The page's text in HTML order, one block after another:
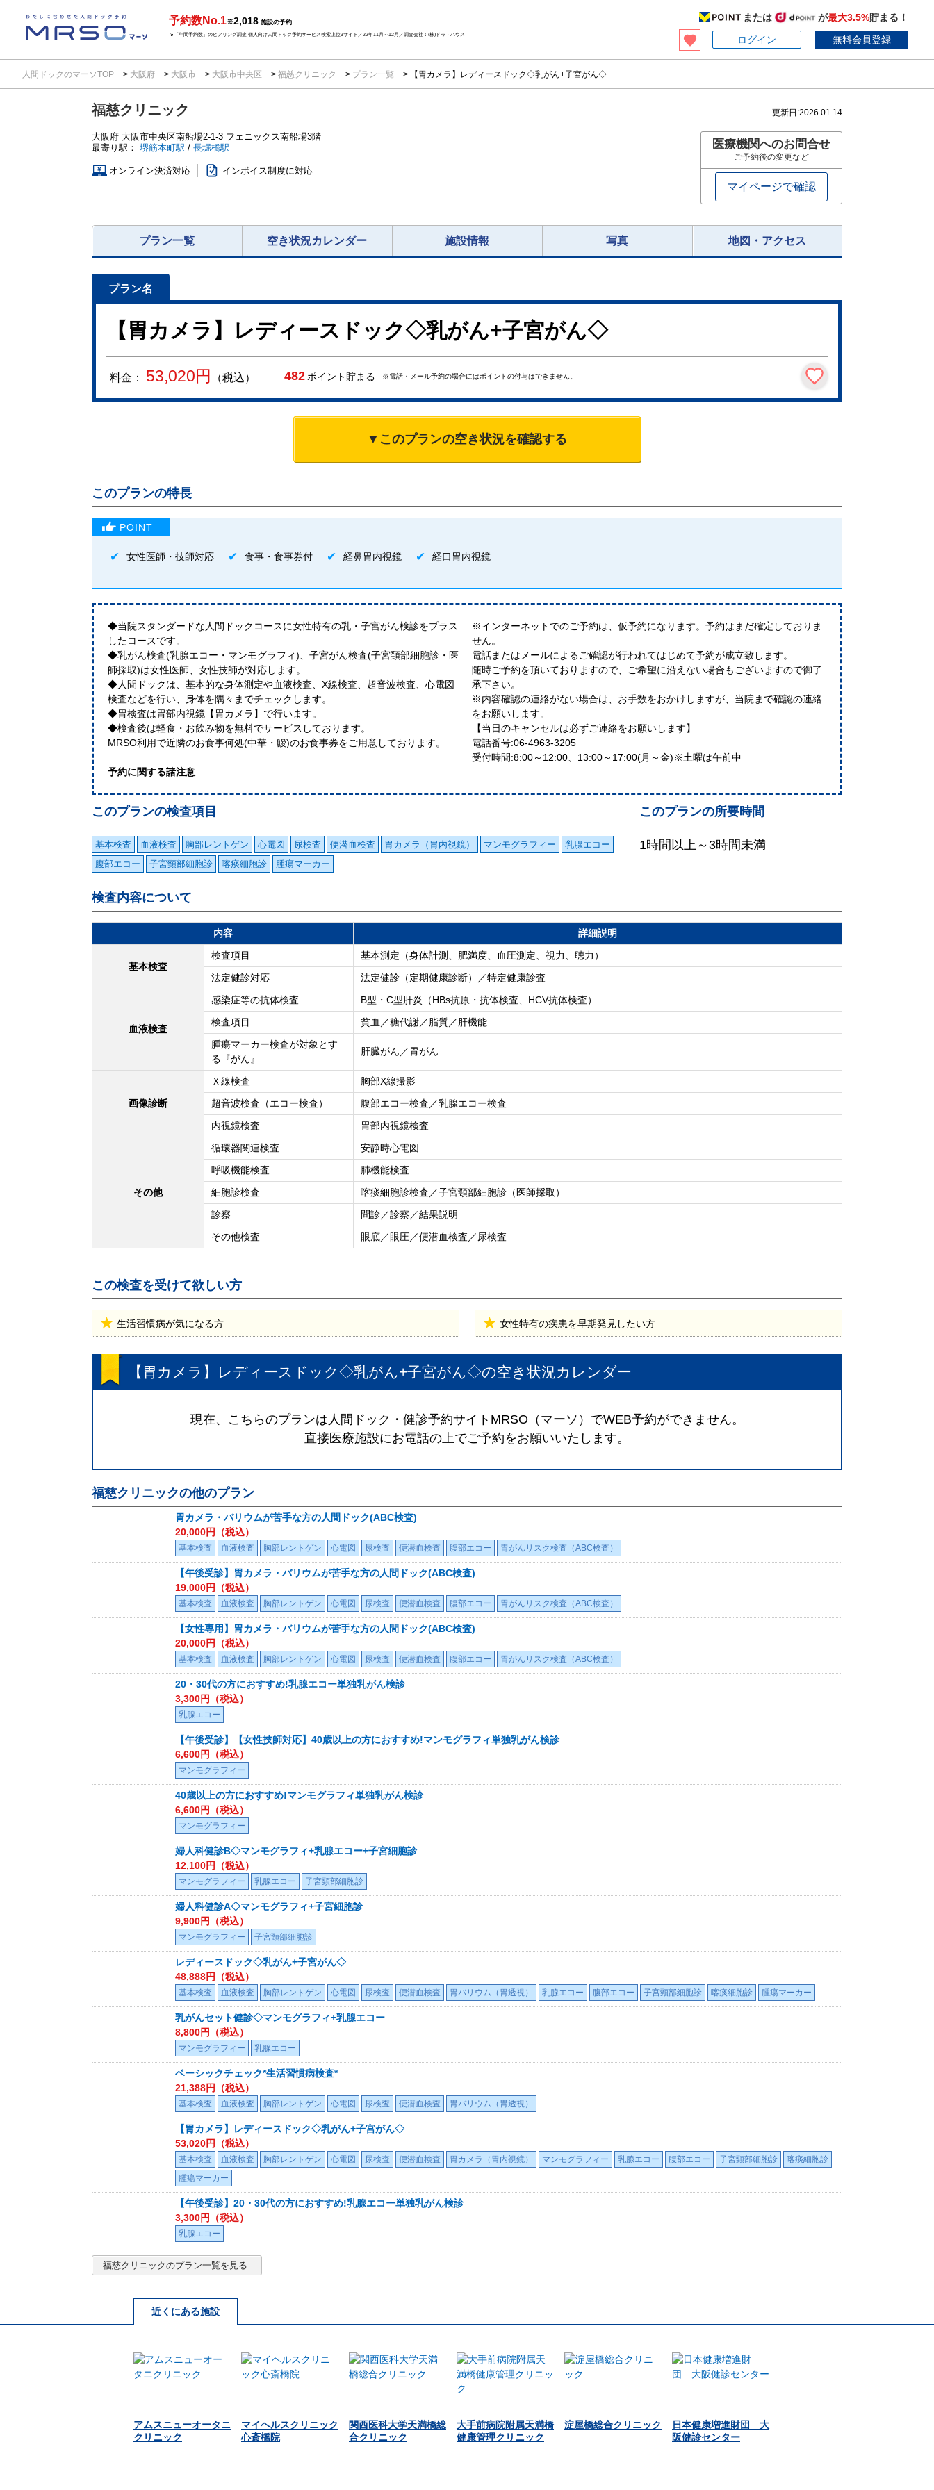
予約数No.1※2,018 施設の予約
※「年間予約数」のヒアリング調査 個人向け人間ドック予約サービス検索上位3サイト／22年11月～12月／調査会社：(株)ドゥ・ハウス
または が最大3.5%貯まる！
ログイン
無料会員登録
人間ドックのマーソTOP 大阪府 大阪市 大阪市中央区 福慈クリニック プラン一覧 【胃カメラ】レディースドック◇乳がん+子宮がん◇
福慈クリニック 更新日:2026.01.14
大阪府 大阪市中央区南船場2-1-3 フェニックス南船場3階
最寄り駅： 堺筋本町駅 / 長堀橋駅
オンライン決済対応 インボイス制度に対応
医療機関へのお問合せ
ご予約後の変更など
マイページで確認
プラン一覧 空き状況カレンダー 施設情報 写真 地図・アクセス
【胃カメラ】レディースドック◇乳がん+子宮がん◇
料金： 53,020円 （税込） 482 ポイント貯まる ※電話・メール予約の場合にはポイントの付与はできません。
▼このプランの空き状況を確認する
このプランの特長
女性医師・技師対応 食事・食事券付 経鼻胃内視鏡 経口胃内視鏡
◆当院スタンダードな人間ドックコースに女性特有の乳・子宮がん検診をプラス
したコースです。
◆乳がん検査(乳腺エコー・マンモグラフィ)、子宮がん検査(子宮頚部細胞診・医
師採取)は女性医師、女性技師が対応します。
◆人間ドックは、基本的な身体測定や血液検査、X線検査、超音波検査、心電図
検査などを行い、身体を隅々までチェックします。
◆胃検査は胃部内視鏡【胃カメラ】で行います。
◆検査後は軽食・お飲み物を無料でサービスしております。
MRSO利用で近隣のお食事何処(中華・鰻)のお食事券をご用意しております。
予約に関する諸注意
※インターネットでのご予約は、仮予約になります。予約はまだ確定しておりま
せん。
電話またはメールによるご確認が行われてはじめて予約が成立致します。
随時ご予約を頂いておりますので、ご希望に沿えない場合もございますので御了
承下さい。
※内容確認の連絡がない場合は、お手数をおかけしますが、当院まで確認の連絡
をお願いします。
【当日のキャンセルは必ずご連絡をお願いします】
電話番号:06-4963-3205
受付時間:8:00～12:00、13:00～17:00(月～金)※土曜は午前中
このプランの所要時間
1時間以上～3時間未満
このプランの検査項目
基本検査 血液検査 胸部レントゲン 心電図 尿検査 便潜血検査 胃カメラ（胃内視鏡） マンモグラフィー
乳腺エコー
腹部エコー
子宮頸部細胞診 喀痰細胞診 腫瘍マーカー
検査内容について
内容 詳細説明
基本検査
検査項目
基本測定（身体計測、肥満度、血圧測定、視力、聴力）
法定健診対応
法定健診（定期健康診断）／特定健康診査
血液検査
感染症等の抗体検査
B型・C型肝炎（HBs抗原・抗体検査、HCV抗体検査）
検査項目
貧血／糖代謝／脂質／肝機能
腫瘍マーカー検査が対象とす
る『がん』
肝臓がん／胃がん
画像診断
Ｘ線検査
胸部X線撮影
超音波検査（エコー検査）
腹部エコー検査／乳腺エコー検査
内視鏡検査
胃部内視鏡検査
その他
循環器関連検査
安静時心電図
呼吸機能検査
肺機能検査
細胞診検査
喀痰細胞診検査／子宮頸部細胞診（医師採取）
診察
問診／診察／結果説明
その他検査
眼底／眼圧／便潜血検査／尿検査
この検査を受けて欲しい方
生活習慣病が気になる方 女性特有の疾患を早期発見したい方
【胃カメラ】レディースドック◇乳がん+子宮がん◇の空き状況カレンダー
現在、こちらのプランは人間ドック・健診予約サイトMRSO（マーソ）でWEB予約ができません。
直接医療施設にお電話の上でご予約をお願いいたします。
福慈クリニックの他のプラン
胃カメラ・バリウムが苦手な方の人間ドック(ABC検査)
20,000円（税込）
基本検査 血液検査 胸部レントゲン 心電図 尿検査 便潜血検査 腹部エコー 胃がんリスク検査（ABC検査）
【午後受診】胃カメラ・バリウムが苦手な方の人間ドック(ABC検査)
19,000円（税込）
基本検査 血液検査 胸部レントゲン 心電図 尿検査 便潜血検査 腹部エコー 胃がんリスク検査（ABC検査）
【女性専用】胃カメラ・バリウムが苦手な方の人間ドック(ABC検査)
20,000円（税込）
基本検査 血液検査 胸部レントゲン 心電図 尿検査 便潜血検査 腹部エコー 胃がんリスク検査（ABC検査）
20・30代の方におすすめ!乳腺エコー単独乳がん検診
3,300円（税込）
乳腺エコー
【午後受診】【女性技師対応】40歳以上の方におすすめ!マンモグラフィ単独乳がん検診
6,600円（税込）
マンモグラフィー
40歳以上の方におすすめ!マンモグラフィ単独乳がん検診
6,600円（税込）
マンモグラフィー
婦人科健診B◇マンモグラフィ+乳腺エコー+子宮細胞診
12,100円（税込）
マンモグラフィー 乳腺エコー 子宮頸部細胞診
婦人科健診A◇マンモグラフィ+子宮細胞診
9,900円（税込）
マンモグラフィー 子宮頸部細胞診
レディースドック◇乳がん+子宮がん◇
48,888円（税込）
基本検査 血液検査 胸部レントゲン 心電図 尿検査 便潜血検査 胃バリウム（胃透視） 乳腺エコー 腹部エコー 子宮頸部細胞診 喀痰細胞診 腫瘍マーカー
乳がんセット健診◇マンモグラフィ+乳腺エコー
8,800円（税込）
マンモグラフィー 乳腺エコー
ベーシックチェック*生活習慣病検査*
21,388円（税込）
基本検査 血液検査 胸部レントゲン 心電図 尿検査 便潜血検査 胃バリウム（胃透視）
【胃カメラ】レディースドック◇乳がん+子宮がん◇
53,020円（税込）
基本検査 血液検査 胸部レントゲン 心電図 尿検査 便潜血検査 胃カメラ（胃内視鏡） マンモグラフィー 乳腺エコー 腹部エコー 子宮頸部細胞診
喀痰細胞診
腫瘍マーカー
【午後受診】20・30代の方におすすめ!乳腺エコー単独乳がん検診
3,300円（税込）
乳腺エコー
福慈クリニックのプラン一覧を見る
近くにある施設
アムスニューオータニ
クリニック
マイヘルスクリニック
心斎橋院
関西医科大学天満橋総
合クリニック
大手前病院附属天満橋
健康管理クリニック
淀屋橋総合クリニック
日本健康増進財団 大
阪健診センター